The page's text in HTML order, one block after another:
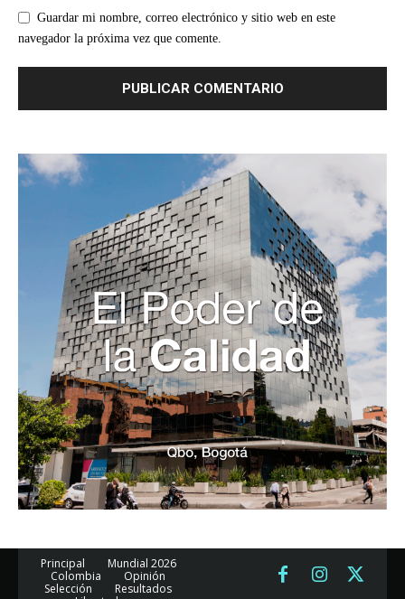
Guardar mi nombre, correo electrónico y sitio web en este
navegador la próxima vez que comente.
Principal
Mundial 2026
Colombia
Opinión
Selección
Resultados